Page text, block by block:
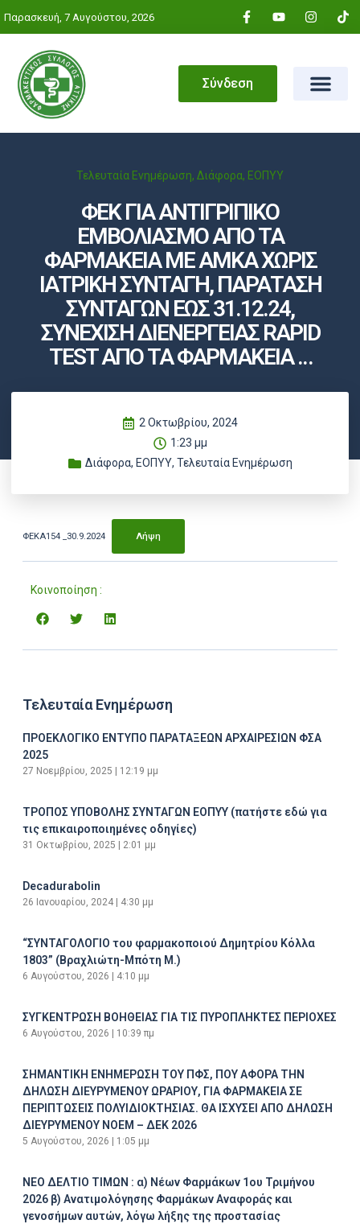
Παρασκευή, 7 Αυγούστου, 2026
Σύνδεση
Τελευταία Ενημέρωση, Διάφορα, ΕΟΠΥΥ
ΦΕΚ ΓΙΑ ΑΝΤΙΓΡΙΠΙΚΟ
ΕΜΒΟΛΙΑΣΜΟ ΑΠΟ ΤΑ
ΦΑΡΜΑΚΕΙΑ ΜΕ ΑΜΚΑ ΧΩΡΙΣ
ΙΑΤΡΙΚΗ ΣΥΝΤΑΓΗ, ΠΑΡΑΤΑΣΗ
ΣΥΝΤΑΓΩΝ ΕΩΣ 31.12.24,
ΣΥΝΕΧΙΣΗ ΔΙΕΝΕΡΓΕΙΑΣ RAPID
TEST ΑΠΟ ΤΑ ΦΑΡΜΑΚΕΙΑ …
2 Οκτωβρίου, 2024
1:23 μμ
Διάφορα, ΕΟΠΥΥ, Τελευταία Ενημέρωση
ΦΕΚΑ154 _30.9.2024 Λήψη
Κοινοποίηση :
Τελευταία Ενημέρωση
ΠΡΟΕΚΛΟΓΙΚΟ ΕΝΤΥΠΟ ΠΑΡΑΤΑΞΕΩΝ ΑΡΧΑΙΡΕΣΙΩΝ ΦΣΑ
2025
27 Νοεμβρίου, 2025 12:19 μμ
ΤΡΟΠΟΣ ΥΠΟΒΟΛΗΣ ΣΥΝΤΑΓΩΝ ΕΟΠΥΥ (πατήστε εδώ για
τις επικαιροποιημένες οδηγίες)
31 Οκτωβρίου, 2025 2:01 μμ
Decadurabolin
26 Ιανουαρίου, 2024 4:30 μμ
“ΣΥΝΤΑΓΟΛΟΓΙΟ του φαρμακοποιού Δημητρίου Κόλλα
1803” (Βραχλιώτη-Μπότη Μ.)
6 Αυγούστου, 2026 4:10 μμ
ΣΥΓΚΕΝΤΡΩΣΗ ΒΟΗΘΕΙΑΣ ΓΙΑ ΤΙΣ ΠΥΡΟΠΛΗΚΤΕΣ ΠΕΡΙΟΧΕΣ
6 Αυγούστου, 2026 10:39 πμ
ΣΗΜΑΝΤΙΚΗ ΕΝΗΜΕΡΩΣΗ ΤΟΥ ΠΦΣ, ΠΟΥ ΑΦΟΡΑ ΤΗΝ
ΔΗΛΩΣΗ ΔΙΕΥΡΥΜΕΝΟΥ ΩΡΑΡΙΟΥ, ΓΙΑ ΦΑΡΜΑΚΕΙΑ ΣΕ
ΠΕΡΙΠΤΩΣΕΙΣ ΠΟΛΥΙΔΙΟΚΤΗΣΙΑΣ. ΘΑ ΙΣΧΥΣΕΙ ΑΠΟ ΔΗΛΩΣΗ
ΔΙΕΥΡΥΜΕΝΟΥ ΝΟΕΜ – ΔΕΚ 2026
5 Αυγούστου, 2026 1:05 μμ
ΝΕΟ ΔΕΛΤΙΟ ΤΙΜΩΝ : α) Νέων Φαρμάκων 1ου Τριμήνου
2026 β) Ανατιμολόγησης Φαρμάκων Αναφοράς και
γενοσήμων αυτών, λόγω λήξης της προστασίας